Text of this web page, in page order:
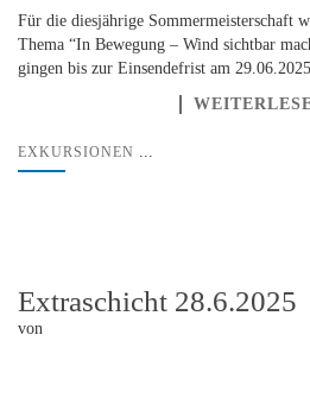
Für die diesjährige Sommermeisterschaft
Thema “In Bewegung – Wind sichtbar
gingen bis zur Einsendefrist am
EXKURSIONEN ...
Extraschicht 28.6.2025
von